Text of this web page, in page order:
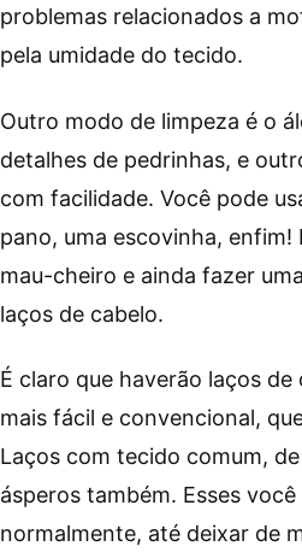
problemas relacionados a
pela umidade do tecido.
Outro modo de limpeza é o
detalhes de pedrinhas, e
com facilidade. Você pode
pano, uma escovinha, enfim!
mau-cheiro e ainda fazer
laços de cabelo.
É claro que haverão laços de
mais fácil e convencional,
Laços com tecido comum,
ásperos também. Esses
normalmente, até deixar de